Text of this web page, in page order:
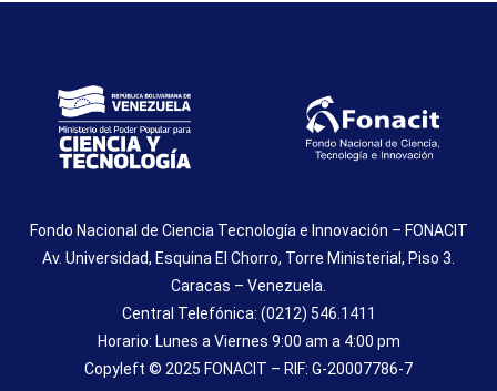
Fondo Nacional de Ciencia Tecnología e Innovación – FONACIT
Av. Universidad, Esquina El Chorro, Torre Ministerial, Piso 3.
Caracas – Venezuela.
Central Telefónica: (0212) 546.1411
Horario: Lunes a Viernes 9:00 am a 4:00 pm
Copyleft © 2025 FONACIT – RIF: G-20007786-7